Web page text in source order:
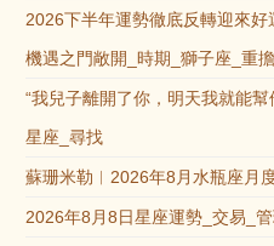
2026下半年運勢徹底反轉迎來
機遇之門敞開_時期_獅子座_重擔
“我兒子離開了你，明天我就能幫
星座_尋找
蘇珊米勒︱2026年8月水瓶座月
2026年8月8日星座運勢_交易_